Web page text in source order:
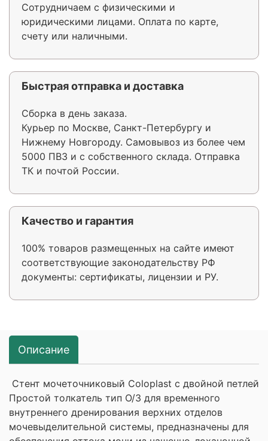
Сотрудничаем с физическими и
юридическими лицами. Оплата по карте,
счету или наличными.
Быстрая отправка и доставка
Сборка в день заказа.
Курьер по Москве, Санкт-Петербургу и
Нижнему Новгороду. Самовывоз из более чем
5000 ПВЗ и с собственного склада. Отправка
ТК и почтой России.
Качество и гарантия
100% товаров размещенных на сайте имеют
соответствующие законодательству РФ
документы: сертификаты, лицензии и РУ.
Описание
Стент мочеточниковый Coloplast с двойной петлей
Простой толкатель тип О/З для временного
внутреннего дренирования верхних отделов
мочевыделительной системы, предназначены для